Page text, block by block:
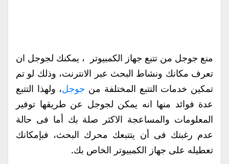
منع جوجل من تتبع جهاز الكمبيوتر ، يمكنك لجوجل ان
تعرف مكانك ونشاط البحث عبر الانترنت، وذلك لو تم
تمكين خدمات التتبع المختلفة من جوجل، ولهذا التتبع
عدة فوائد منها انه يمكن لجوجل عن طريقها توفير
المعلومات والمساعجة الاكثر صلة بك أما فى حالة
عدم رغبتك فى أن يتتبعك محرك البحث، فبإمكانك
تعطيله على جهاز الكمبيوتر الخاص بك.